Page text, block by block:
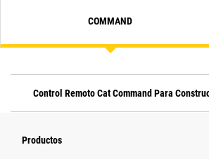
COMMAND
Control Remoto Cat Command Para
Productos